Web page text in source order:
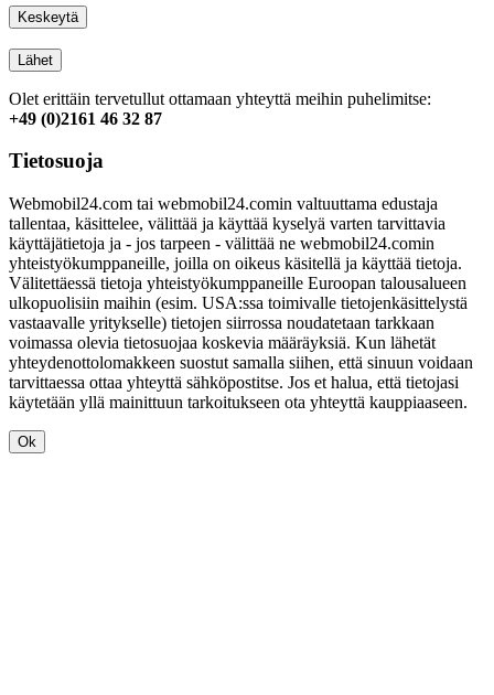
Keskeytä
Lähet
Olet erittäin tervetullut ottamaan yhteyttä meihin puhelimitse:
+49 (0)2161 46 32 87
Tietosuoja
Webmobil24.com tai webmobil24.comin valtuuttama edustaja
tallentaa, käsittelee, välittää ja käyttää kyselyä varten tarvittavia
käyttäjätietoja ja - jos tarpeen - välittää ne webmobil24.comin
yhteistyökumppaneille, joilla on oikeus käsitellä ja käyttää tietoja.
Välitettäessä tietoja yhteistyökumppaneille Euroopan talousalueen
ulkopuolisiin maihin (esim. USA:ssa toimivalle tietojenkäsittelystä
vastaavalle yritykselle) tietojen siirrossa noudatetaan tarkkaan
voimassa olevia tietosuojaa koskevia määräyksiä. Kun lähetät
yhteydenottolomakkeen suostut samalla siihen, että sinuun voidaan
tarvittaessa ottaa yhteyttä sähköpostitse. Jos et halua, että tietojasi
käytetään yllä mainittuun tarkoitukseen ota yhteyttä kauppiaaseen.
Ok